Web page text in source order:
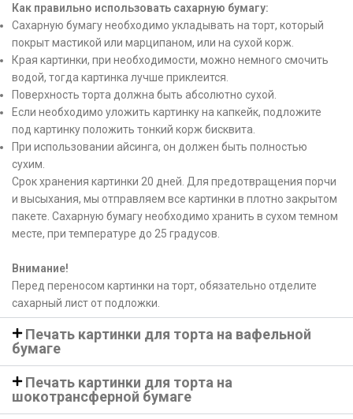
Как правильно использовать сахарную бумагу:
Сахарную бумагу необходимо укладывать на торт, который
покрыт мастикой или марципаном, или на сухой корж.
Края картинки, при необходимости, можно немного смочить
водой, тогда картинка лучше приклеится.
Поверхность торта должна быть абсолютно сухой.
Если необходимо уложить картинку на капкейк, подложите
под картинку положить тонкий корж бисквита.
При использовании айсинга, он должен быть полностью
сухим.
Срок хранения картинки 20 дней. Для предотвращения порчи
и высыхания, мы отправляем все картинки в плотно закрытом
пакете. Сахарную бумагу необходимо хранить в сухом темном
месте, при температуре до 25 градусов.
Внимание!
Перед переносом картинки на торт, обязательно отделите
сахарный лист от подложки.
Печать картинки для торта на вафельной
бумаге
Печать картинки для торта на
шокотрансферной бумаге